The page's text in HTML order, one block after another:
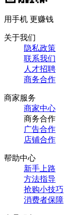
用手机 更赚钱
关于我们
隐私政策
联系我们
人才招聘
商务合作
商家服务
商家中心
商务合作
广告合作
店铺合作
帮助中心
新手上路
方法指导
抢购小技巧
消费者保障